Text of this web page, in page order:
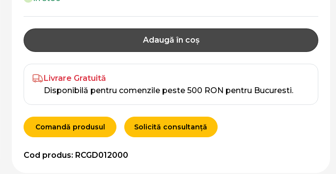
Adaugă în coș
Livrare Gratuită
Disponibilă pentru comenzile peste 500 RON pentru Bucuresti.
Comandă produsul Solicită consultanță
Cod produs: RCGD012000